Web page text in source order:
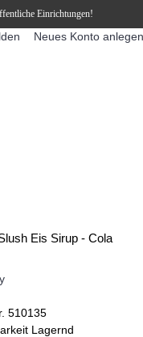
Einrichtungen!
Neues Konto anlegen
Eis Sirup - Cola
510135
Lagernd